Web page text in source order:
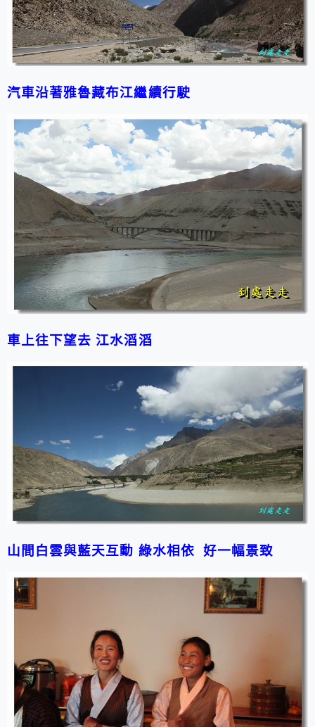
汽車沿著雅魯藏布江繼續行駛
車上往下望去江水滔滔
山間白雲與藍天互動 綠水相依 好一幅景致